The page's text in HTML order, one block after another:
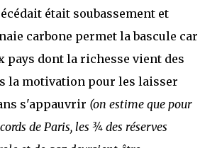
était soubassement et
carbone permet la bascule car
pays dont la richesse vient des
la motivation pour les laisser
s'appauvrir (on estime que pour
de Paris, les ¾ des réserves